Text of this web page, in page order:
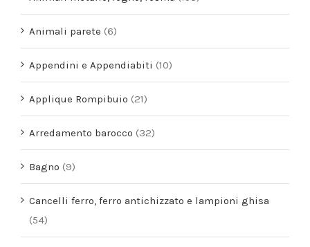
Animali parete (6)
Appendini e Appendiabiti (10)
Applique Rompibuio (21)
Arredamento barocco (32)
Bagno (9)
Cancelli ferro, ferro antichizzato e lampioni ghisa
(54)